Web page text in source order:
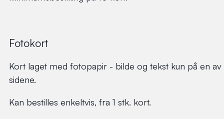
Fotokort
Kort laget med fotopapir - bilde og tekst kun på en av
sidene.
Kan bestilles enkeltvis, fra 1 stk. kort.